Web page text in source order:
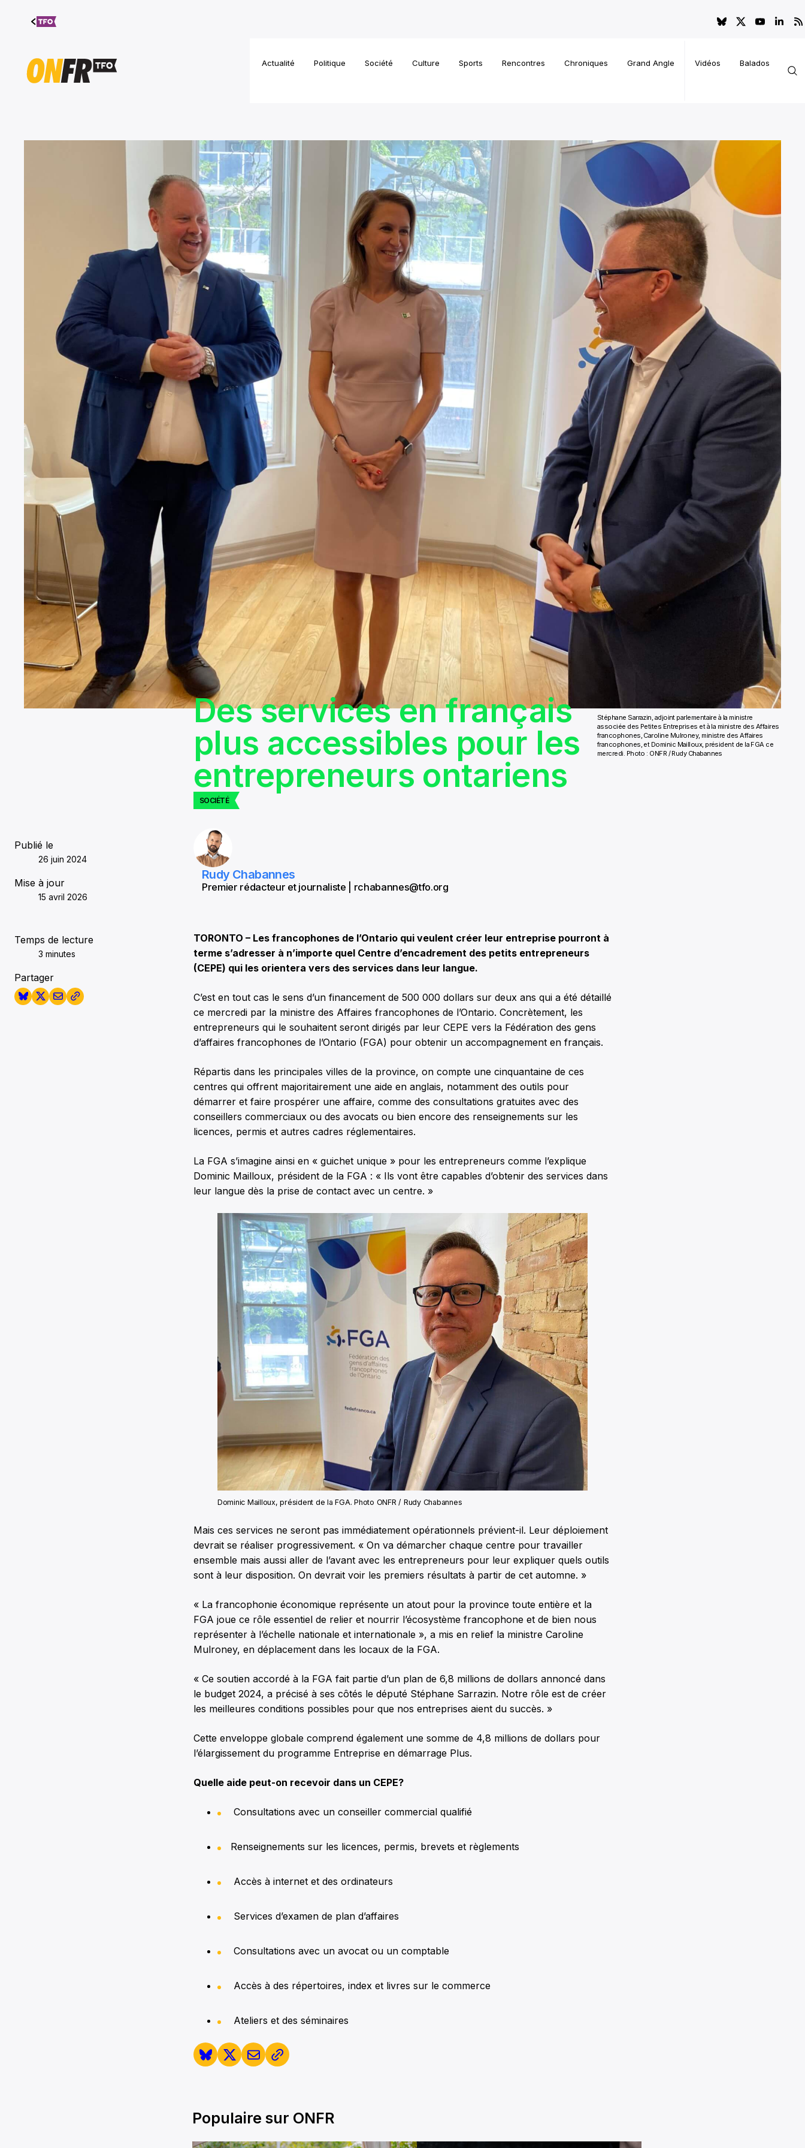
Aller au
contenu
Actualité Politique Société Culture Sports Rencontres Chroniques Grand Angle Vidéos Balados
Stéphane Sarrazin, adjoint parlementaire à la ministre
associée des Petites Entreprises et à la ministre des Affaires
francophones, Caroline Mulroney, ministre des Affaires
francophones, et Dominic Mailloux, président de la FGA ce
mercredi. Photo : ONFR / Rudy Chabannes
SOCIÉTÉ
Des services en français
plus accessibles pour les
entrepreneurs ontariens
Publié le
26 juin 2024
Mise à jour
15 avril 2026
Temps de lecture
3 minutes
Partager
Rudy Chabannes
Premier rédacteur et journaliste | rchabannes@tfo.org
TORONTO – Les francophones de l’Ontario qui veulent créer leur entreprise pourront à
terme s’adresser à n’importe quel Centre d’encadrement des petits entrepreneurs
(CEPE) qui les orientera vers des services dans leur langue.
C’est en tout cas le sens d’un financement de 500 000 dollars sur deux ans qui a été détaillé
ce mercredi par la ministre des Affaires francophones de l’Ontario. Concrètement, les
entrepreneurs qui le souhaitent seront dirigés par leur CEPE vers la Fédération des gens
d’affaires francophones de l’Ontario (FGA) pour obtenir un accompagnement en français.
Répartis dans les principales villes de la province, on compte une cinquantaine de ces
centres qui offrent majoritairement une aide en anglais, notamment des outils pour
démarrer et faire prospérer une affaire, comme des consultations gratuites avec des
conseillers commerciaux ou des avocats ou bien encore des renseignements sur les
licences, permis et autres cadres réglementaires.
La FGA s’imagine ainsi en « guichet unique » pour les entrepreneurs comme l’explique
Dominic Mailloux, président de la FGA : « Ils vont être capables d’obtenir des services dans
leur langue dès la prise de contact avec un centre. »
Dominic Mailloux, président de la FGA. Photo ONFR / Rudy Chabannes
Mais ces services ne seront pas immédiatement opérationnels prévient-il. Leur déploiement
devrait se réaliser progressivement. « On va démarcher chaque centre pour travailler
ensemble mais aussi aller de l’avant avec les entrepreneurs pour leur expliquer quels outils
sont à leur disposition. On devrait voir les premiers résultats à partir de cet automne. »
« La francophonie économique représente un atout pour la province toute entière et la
FGA joue ce rôle essentiel de relier et nourrir l’écosystème francophone et de bien nous
représenter à l’échelle nationale et internationale », a mis en relief la ministre Caroline
Mulroney, en déplacement dans les locaux de la FGA.
« Ce soutien accordé à la FGA fait partie d’un plan de 6,8 millions de dollars annoncé dans
le budget 2024, a précisé à ses côtés le député Stéphane Sarrazin. Notre rôle est de créer
les meilleures conditions possibles pour que nos entreprises aient du succès. »
Cette enveloppe globale comprend également une somme de 4,8 millions de dollars pour
l’élargissement du programme Entreprise en démarrage Plus.
Quelle aide peut-on recevoir dans un CEPE?
Consultations avec un conseiller commercial qualifié
Renseignements sur les licences, permis, brevets et règlements
Accès à internet et des ordinateurs
Services d’examen de plan d’affaires
Consultations avec un avocat ou un comptable
Accès à des répertoires, index et livres sur le commerce
Ateliers et des séminaires
Populaire sur ONFR